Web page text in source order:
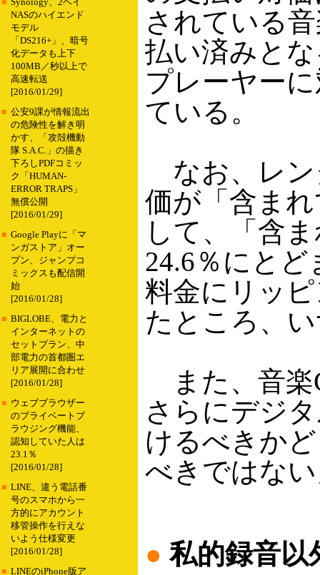
■ Synology、2ベイ
NASのハイエンド
モデル
「DS216+」、暗号
化データも上下
100MB／秒以上で
高速転送
[2016/01/29]
■ 公安9課が情報流出
の危険性を解き明
かす、「攻殻機動
隊 S.A.C.」の描き
下ろしPDFコミッ
ク「HUMAN-
ERROR TRAPS」
無償公開
[2016/01/29]
■ Google Playに「マ
ンガストア」オー
プン、ジャンプコ
ミックスも配信開
始
[2016/01/28]
■ BIGLOBE、電力と
インターネットの
セットプラン、中
部電力の首都圏エ
リア展開に合わせ
[2016/01/28]
■ ウェブブラウザー
のプライベートブ
ラウジング機能、
認知していた人は
23.1％
[2016/01/28]
■ LINE、違う電話番
号のスマホから一
方的にアカウント
移管操作を行えな
いよう仕様変更
[2016/01/28]
■ LINEのiPhone版ア
されている
払い済みと
プレーヤー
ている。
なお、レン
価が「含ま
して、「含
24.6％にと
料金にリッ
たところ、
また、音楽
さらにデジ
けるべきか
べきではな
● 私的録音以